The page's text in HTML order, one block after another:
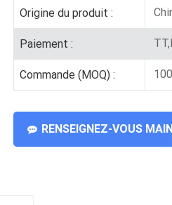
Origine du produit :
Paiement :
Commande (MOQ) :
RENSEIGNEZ-VOUS